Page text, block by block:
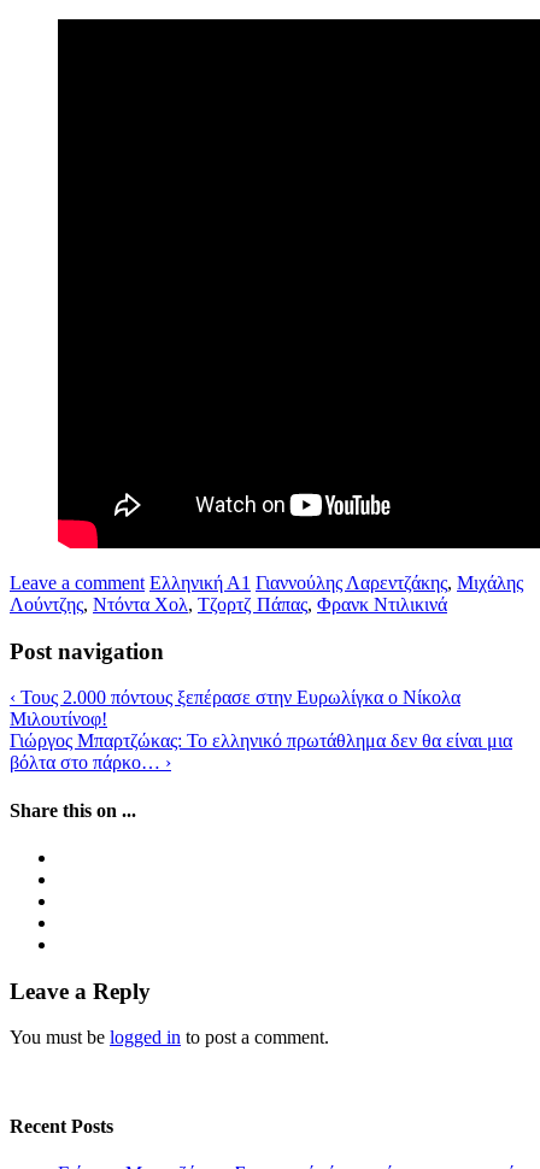
Leave a comment Ελληνική Α1 Γιαννούλης Λαρεντζάκης, Μιχάλης
Λούντζης, Ντόντα Χολ, Τζορτζ Πάπας, Φρανκ Ντιλικινά
Post navigation
‹ Τους 2.000 πόντους ξεπέρασε στην Ευρωλίγκα ο Νίκολα
Μιλουτίνοφ!
Γιώργος Μπαρτζώκας: Το ελληνικό πρωτάθλημα δεν θα είναι μια
βόλτα στο πάρκο… ›
Share this on ...
Leave a Reply
You must be logged in to post a comment.
Recent Posts